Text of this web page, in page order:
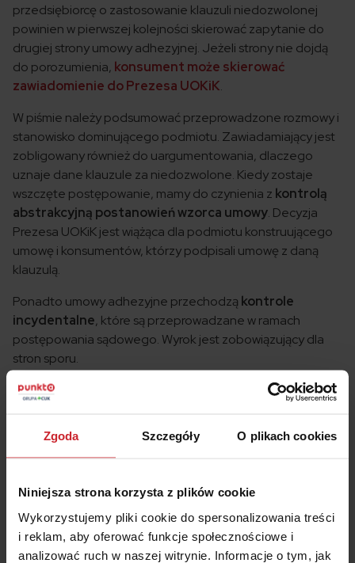
Zgoda Szczegóły O plikach cookies
Niniejsza strona korzysta z plików cookie
Wykorzystujemy pliki cookie do spersonalizowania treści
i reklam, aby oferować funkcje społecznościowe i
analizować ruch w naszej witrynie. Informacje o tym, jak
przedsiębiorcę o zastosowanie klauzuli niedozwolonej
powinien w pierwszej kolejności skierować zapytanie do
drugiej strony umowy adhezyjnej. Jeżeli strony nie dojdą
do porozumienia, konsument może skierować
zawiadomienie do Prezesa UOKiK.
W piśmie należy podsumować przeprowadzone rozmowy i
stanowisko dominującego podmiotu. Zawiadamiający jest
zobligowany również do uargumentowania, dlaczego
uznaje dane klauzule za niedozwolone. Kiedy zostaje
wszczęte postępowanie, mamy do czynienia z kontrolą
abstrakcyjną postanowień wzorca umowy. Decyzja
Prezesa UOKiK jest wiążąca dla podmiotu konstruującego
umowę i konsumentów, którzy podpisali umowę z daną
klauzulą.
Ponadto umowy adhezyjne przechodzą kontrole
incydentalne, które są przeprowadzane w ramach
postępowania sądowego. Wyrok jest zobowiązujący dla
stron sporu.
Sprawdź także:
10 mln kary dla UNIQA! Co było przyczyną?
Agent ubezpieczeniowy – 3 sprawy, o których musisz